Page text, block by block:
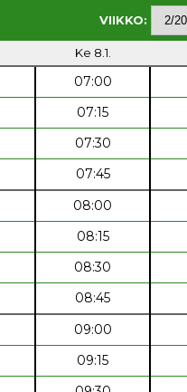
VIIKKO:
Ke 8.1.
07:00
07:15
07:30
07:45
08:00
08:15
08:30
08:45
09:00
09:15